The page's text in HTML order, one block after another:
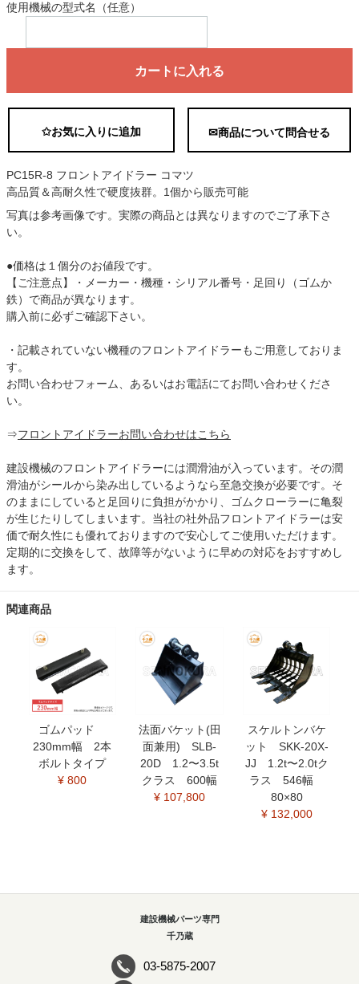
使用機械の型式名（任意）
カートに入れる
✩お気に入りに追加 ✉商品について問合せる
PC15R-8 フロントアイドラー コマツ
高品質＆高耐久性で硬度抜群。1個から販売可能
写真は参考画像です。実際の商品とは異なりますのでご了承下さ
い。
●価格は１個分のお値段です。
【ご注意点】・メーカー・機種・シリアル番号・足回り（ゴムか
鉄）で商品が異なります。
購入前に必ずご確認下さい。
・記載されていない機種のフロントアイドラーもご用意しておりま
す。
お問い合わせフォーム、あるいはお電話にてお問い合わせくださ
い。
⇒フロントアイドラーお問い合わせはこちら
建設機械のフロントアイドラーには潤滑油が入っています。その潤
滑油がシールから染み出しているようなら至急交換が必要です。そ
のままにしていると足回りに負担がかかり、ゴムクローラーに亀裂
が生じたりしてしまいます。当社の社外品フロントアイドラーは安
価で耐久性にも優れておりますので安心してご使用いただけます。
定期的に交換をして、故障等がないように早めの対応をおすすめし
ます。
関連商品
ゴムパッド
230mm幅 2本
ボルトタイプ
¥ 800
法面バケット(田
面兼用) SLB-
20D 1.2〜3.5t
クラス 600幅
¥ 107,800
スケルトンバケ
ット SKK-20X-
JJ 1.2t〜2.0tク
ラス 546幅
80×80
¥ 132,000
建設機械パーツ専門
千乃蔵
03-5875-2007